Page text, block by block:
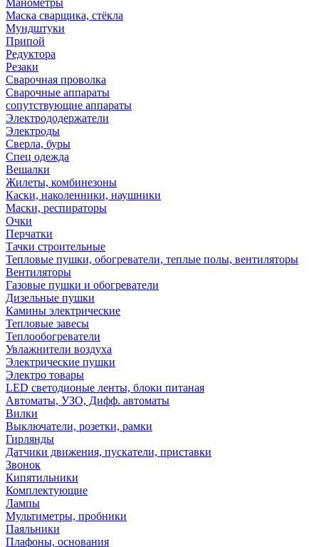
Манометры
Маска сварщика, стёкла
Мундштуки
Припой
Редуктора
Резаки
Сварочная проволка
Сварочные аппараты
сопутствующие аппараты
Электрододержатели
Электроды
Сверла, буры
Спец одежда
Вешалки
Жилеты, комбинезоны
Каски, наколенники, наушники
Маски, респираторы
Очки
Перчатки
Тачки строительные
Тепловые пушки, обогреватели, теплые полы, вентиляторы
Вентиляторы
Газовые пушки и обогреватели
Дизельные пушки
Камины электрические
Тепловые завесы
Теплообогреватели
Увлажнители воздуха
Электрические пушки
Электро товары
LED светодионые ленты, блоки питаная
Автоматы, УЗО, Дифф. автоматы
Вилки
Выключатели, розетки, рамки
Гирлянды
Датчики движения, пускатели, приставки
Звонок
Кипятильники
Комплектующие
Лампы
Мультиметры, пробники
Паяльники
Плафоны, основания